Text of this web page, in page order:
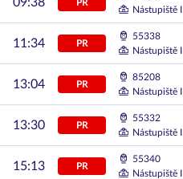
PR
Nástupiště I
11:34 PR
55338
Nástupiště I
13:04 PR
85208
Nástupiště I
13:30 PR
55332
Nástupiště I
15:13 PR
55340
Nástupiště I